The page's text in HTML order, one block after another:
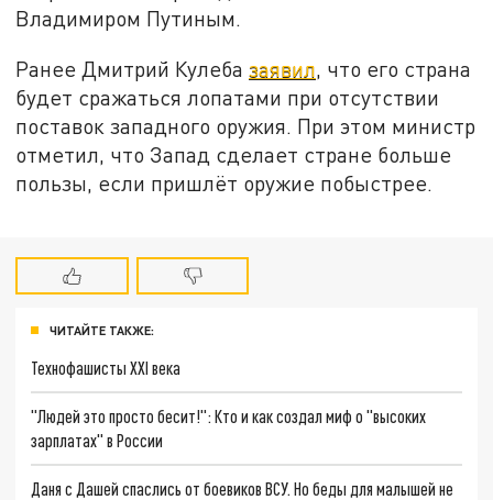
Владимиром Путиным.
Ранее Дмитрий Кулебазаявил, что его страна
будет сражаться лопатами при отсутствии
поставок западного оружия. При этом министр
отметил, что Запад сделает стране больше
пользы, если пришлёт оружие побыстрее.
ЧИТАЙТЕ ТАКЖЕ:
Технофашисты XXI века
"Людей это просто бесит!": Кто и как создал миф о "высоких
зарплатах" в России
Даня с Дашей спаслись от боевиков ВСУ. Но беды для малышей не